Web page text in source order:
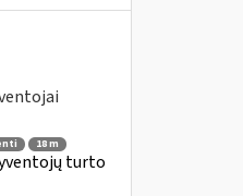
18 m
turto